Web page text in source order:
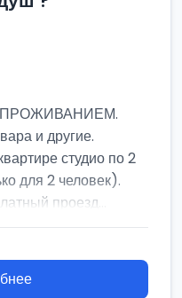
и другие.
студио по 2
для 2 человек).
проезд...